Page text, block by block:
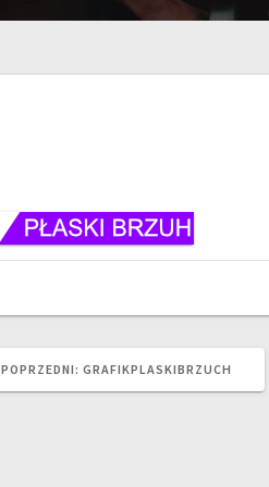
POPRZEDNI: GRAFIKPLASKIBRZUCH